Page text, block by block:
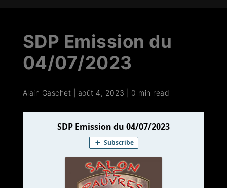
SDP Emission du
04/07/2023
Alain Gaschet août 4, 2023 0 min read